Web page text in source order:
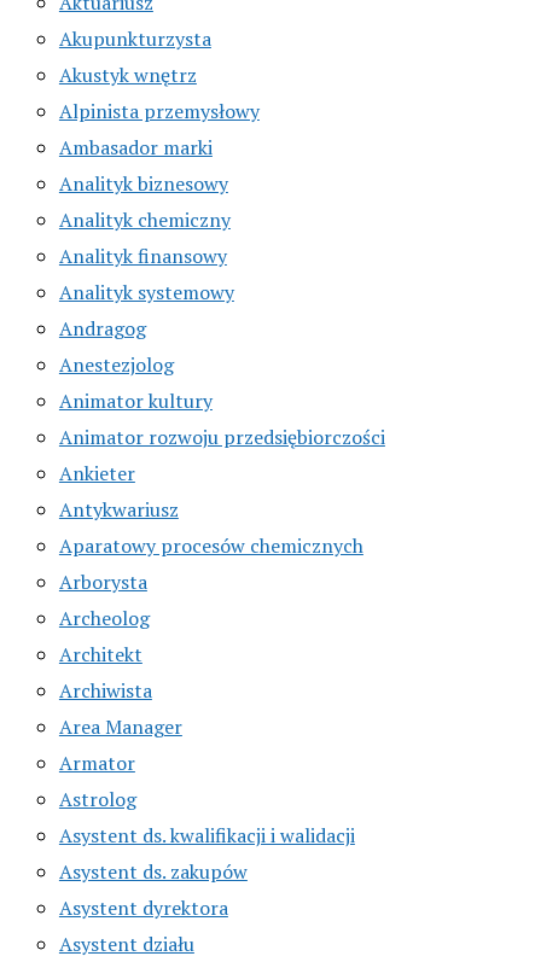
Akupunkturzysta
Akustyk wnętrz
Alpinista przemysłowy
Ambasador marki
Analityk biznesowy
Analityk chemiczny
Analityk finansowy
Analityk systemowy
Andragog
Anestezjolog
Animator kultury
Animator rozwoju przedsiębiorczości
Ankieter
Antykwariusz
Aparatowy procesów chemicznych
Arborysta
Archeolog
Architekt
Archiwista
Area Manager
Armator
Astrolog
Asystent ds. kwalifikacji i walidacji
Asystent ds. zakupów
Asystent dyrektora
Asystent działu